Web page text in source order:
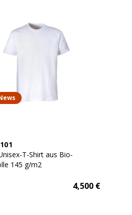
T-Shirt aus Bio-
145 g/m2
4,500€